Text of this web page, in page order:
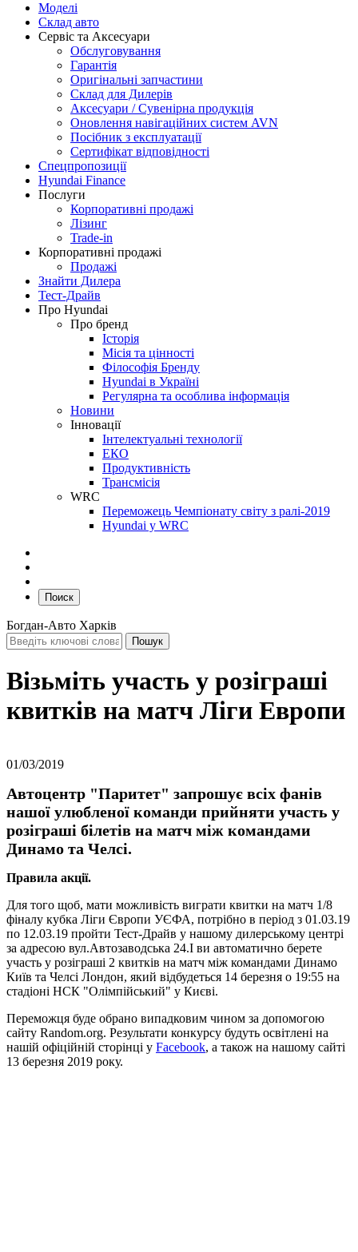
Моделі
Склад авто
Сервіс та Аксесуари
Обслуговування
Гарантія
Оригінальні запчастини
Склад для Дилерів
Аксесуари / Сувенірна продукція
Оновлення навігаційних систем AVN
Посібник з експлуатації
Сертифікат відповідності
Спецпропозиції
Hyundai Finance
Послуги
Корпоративні продажі
Лізинг
Trade-in
Корпоративні продажі
Продажі
Знайти Дилера
Тест-Драйв
Про Hyundai
Про бренд
Історія
Місія та цінності
Філософія Бренду
Hyundai в Україні
Регулярна та особлива інформація
Новини
Інновації
Інтелектуальні технології
ЕКО
Продуктивність
Трансмісія
WRC
Переможець Чемпіонату світу з ралі-2019
Hyundai у WRC
Поиск
Богдан-Авто Харків
Візьміть участь у розіграші
квитків на матч Ліги Европи
01/03/2019
Автоцентр "Паритет" запрошує всіх фанів
нашої улюбленої команди прийняти участь у
розіграші білетів на матч між командами
Динамо та Челсі.
Правила акції.
Для того щоб, мати можливість виграти квитки на матч 1/8
фіналу кубка Ліги Європи УЄФА, потрібно в період з 01.03.19
по 12.03.19 пройти Тест-Драйв у нашому дилерському центрі
за адресою вул.Автозаводська 24.І ви автоматично берете
участь у розіграші 2 квитків на матч між командами Динамо
Київ та Челсі Лондон, який відбудеться 14 березня о 19:55 на
стадіоні НСК "Олімпійський" у Києві.
Переможця буде обрано випадковим чином за допомогою
сайту Random.org. Результати конкурсу будуть освітлені на
нашій офіційній сторінці у Facebook, а також на нашому сайті
13 березня 2019 року.